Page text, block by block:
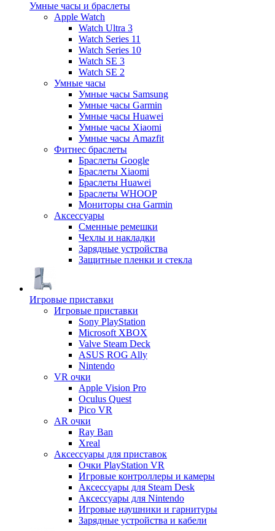
Умные часы и браслеты
Apple Watch
Watch Ultra 3
Watch Series 11
Watch Series 10
Watch SE 3
Watch SE 2
Умные часы
Умные часы Samsung
Умные часы Garmin
Умные часы Huawei
Умные часы Xiaomi
Умные часы Amazfit
Фитнес браслеты
Браслеты Google
Браслеты Xiaomi
Браслеты Huawei
Браслеты WHOOP
Мониторы сна Garmin
Аксессуары
Сменные ремешки
Чехлы и накладки
Зарядные устройства
Защитные пленки и стекла
Игровые приставки
Игровые приставки
Sony PlayStation
Microsoft XBOX
Valve Steam Deck
ASUS ROG Ally
Nintendo
VR очки
Apple Vision Pro
Oculus Quest
Pico VR
AR очки
Ray Ban
Xreal
Аксессуары для приставок
Очки PlayStation VR
Игровые контроллеры и камеры
Аксессуары для Steam Desk
Аксессуары для Nintendo
Игровые наушники и гарнитуры
Зарядные устройства и кабели